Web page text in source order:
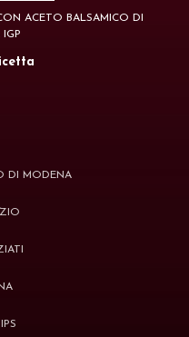
ACETO BALSAMICO DI
IGP
DI MODENA